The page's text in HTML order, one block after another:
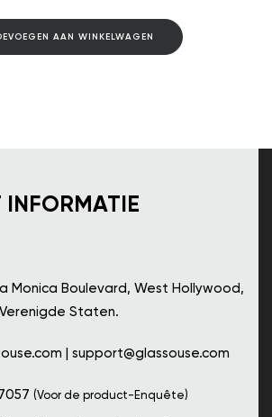
AAN WINKELWAGEN
Monica Boulevard, West Hollywood,
Staten.
| support@glassouse.com
(Voor de product-Enquête)